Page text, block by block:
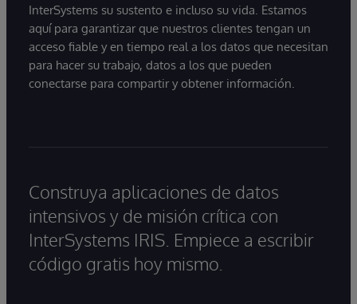
InterSystems su sustento e incluso su vida. Estamos
aquí para garantizar que nuestros clientes tengan un
acceso fiable y en tiempo real a los datos que necesitan
para hacer su trabajo, datos a los que pueden
conectarse para compartir y obtener información.
Construya aplicaciones de datos
intensivos y de misión crítica con
InterSystems IRIS. Empiece a escribir
código gratis hoy mismo.